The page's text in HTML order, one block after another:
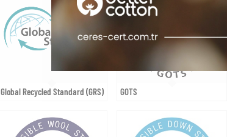
Global Recycled Standard (GRS) GOTS